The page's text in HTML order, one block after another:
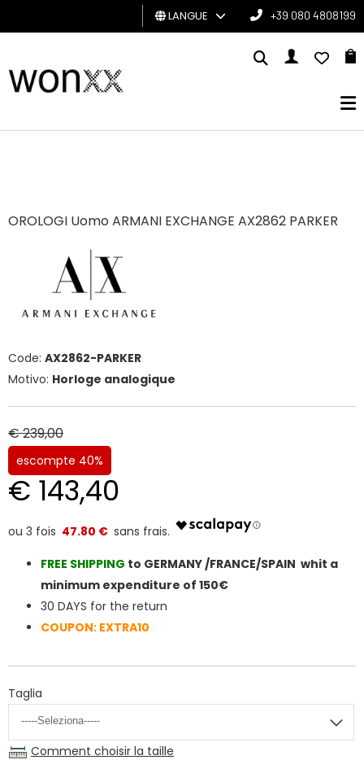
HOMME
LANGUE +39 080 4808199
OROLOGI Uomo ARMANI EXCHANGE AX2862 PARKER
Code: AX2862-PARKER
Motivo: Horloge analogique
€ 239,00
escompte 40%
€ 143,40
47.80 €
FREE SHIPPING to GERMANY /FRANCE/SPAIN whit a
minimum expenditure of 150€
30 DAYS for the return
COUPON: EXTRA10
Taglia
Comment choisir la taille